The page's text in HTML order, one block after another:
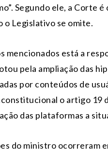
Segundo ele, a Corte
o Legislativo se omite.
mencionados está a
pela ampliação das
por conteúdos de
o artigo 19
das plataformas a
do ministro ocorreram